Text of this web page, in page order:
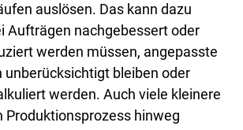
auslösen. Das kann dazu
Aufträgen nachgebessert oder
werden müssen, angepasste
unberücksichtigt bleiben oder
werden. Auch viele kleinere
Produktionsprozess hinweg